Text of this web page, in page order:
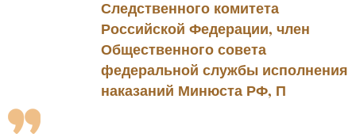
Следственного комитета
Российской Федерации, член
Общественного совета
федеральной службы исполнения
наказаний Минюста РФ, П